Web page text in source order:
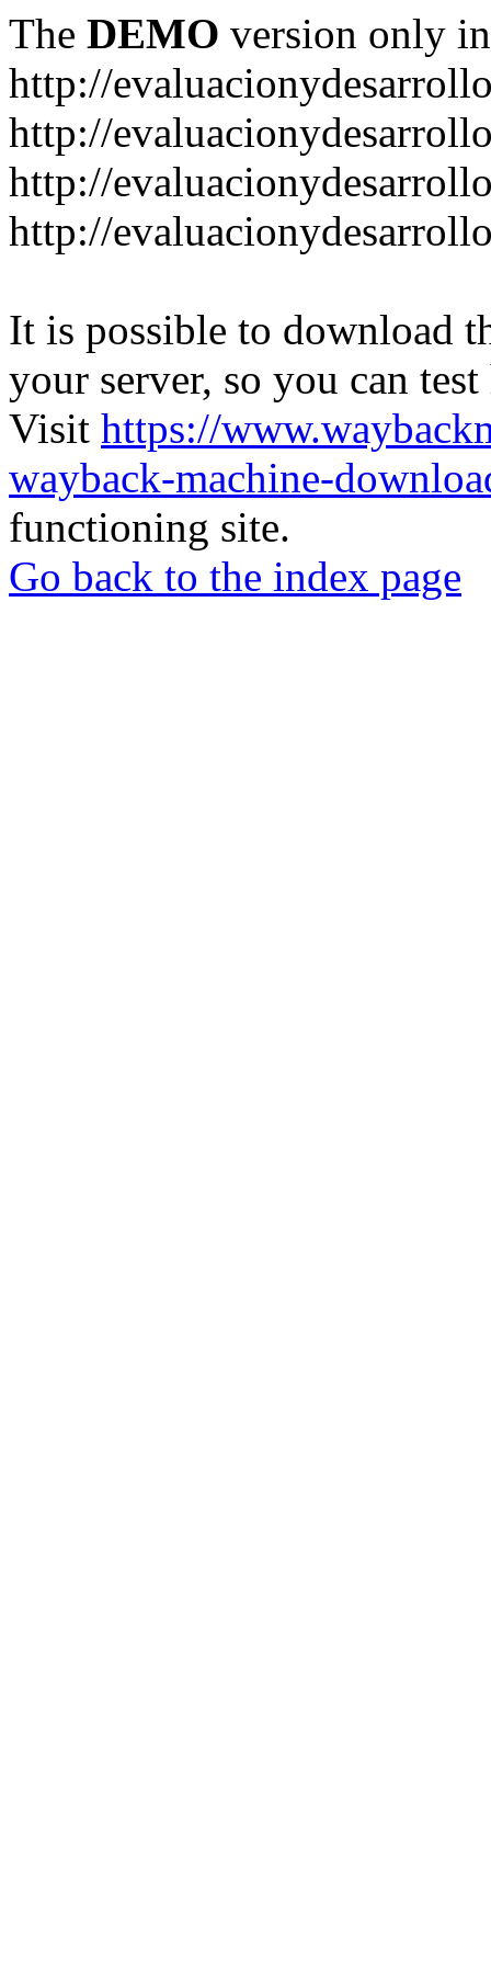
The DEMO version only
http://
http://
http://
http://
It is possible to download
your server, so you can
Visit https://
wayback-machine-
functioning site.
Go back to the index page